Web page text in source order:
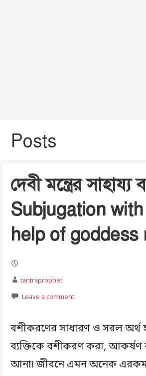
Posts
দেবী মন্ত্রের
Subjugation
help of goddess
tantraprophet
Leave a comment
বশীকরণের সাধারণ ও সরল
ব্যক্তিকে বশীকরণ করা, আকর্ষণ
আনা৷ জীবনে এমন অনেক